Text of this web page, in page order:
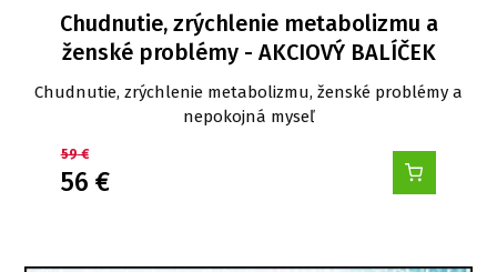
Chudnutie, zrýchlenie metabolizmu a
ženské problémy - AKCIOVÝ BALÍČEK
Chudnutie, zrýchlenie metabolizmu, ženské problémy a
nepokojná myseľ
59€
56 €